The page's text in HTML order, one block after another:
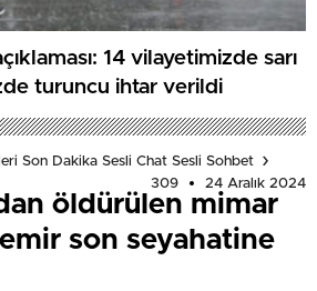
14 vilayetimizde sarı
turuncu ihtar verildi
Son Dakika Sesli Chat Sesli Sohbet
309
24 Aralık 2024
öldürülen mimar
son seyahatine